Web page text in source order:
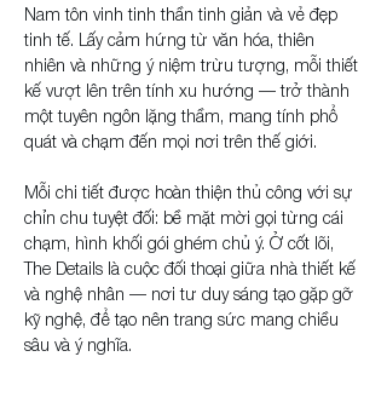
Nam tôn vinh tinh thần tinh giản và vẻ đẹp
tinh tế. Lấy cảm hứng từ văn hóa, thiên
nhiên và những ý niệm trừu tượng, mỗi thiết
kế vượt lên trên tính xu hướng — trở thành
một tuyên ngôn lặng thầm, mang tính phổ
quát và chạm đến mọi nơi trên thế giới.
Mỗi chi tiết được hoàn thiện thủ công với sự
chỉn chu tuyệt đối: bề mặt mời gọi từng cái
chạm, hình khối gói ghém chủ ý. Ở cốt lõi,
The Details là cuộc đối thoại giữa nhà thiết kế
và nghệ nhân — nơi tư duy sáng tạo gặp gỡ
kỹ nghệ, để tạo nên trang sức mang chiều
sâu và ý nghĩa.